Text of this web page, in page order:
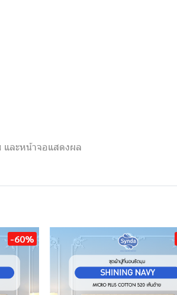
และหน้าจอแสดงผล
-60%